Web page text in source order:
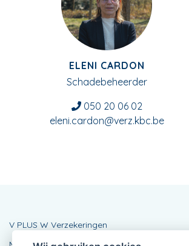
ELENI CARDON
Schadebeheerder
050 20 06 02
eleni.cardon@verz.kbc.be
V PLUS W Verzekeringen